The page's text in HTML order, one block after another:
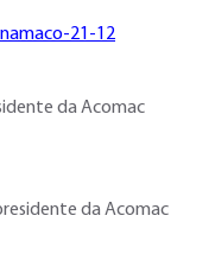
21-12
da Acomac
da Acomac